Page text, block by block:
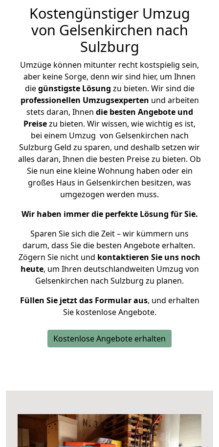
Kostengünstiger Umzug
von Gelsenkirchen nach
Sulzburg
Umzüge können mitunter recht kostspielig sein,
aber keine Sorge, denn wir sind hier, um Ihnen
diegünstigste Lösung zu bieten. Wir sind die
professionellen Umzugsexperten und arbeiten
stets daran, Ihnen die besten Angebote und
Preisezu bieten. Wir wissen, wie wichtig es ist,
bei einem Umzug von Gelsenkirchen nach
Sulzburg Geld zu sparen, und deshalb setzen wir
alles daran, Ihnen die besten Preise zu bieten. Ob
Sie nun eine kleine Wohnung haben oder ein
großes Haus in Gelsenkirchen besitzen, was
umgezogen werden muss.
Wir haben immer die perfekte Lösung für Sie.
Sparen Sie sich die Zeit – wir kümmern uns
darum, dass Sie die besten Angebote erhalten.
Zögern Sie nicht und kontaktieren Sie uns noch
heute, um Ihren deutschlandweiten Umzug von
Gelsenkirchen nach Sulzburg zu planen.
Füllen Sie jetzt das Formular aus, und erhalten
Sie kostenlose Angebote.
Kostenlose Angebote erhalten